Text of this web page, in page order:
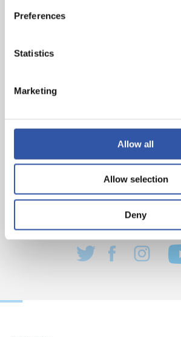
Preferences
Statistics
Marketing
Allow all
Allow selection
Deny